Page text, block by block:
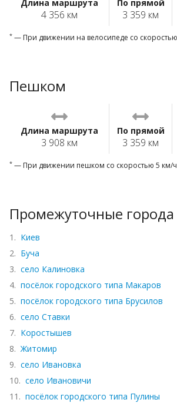
Длина маршрута
4 356 км
По прямой
3 359 км
* — При движении на велосипеде со
Пешком
Длина маршрута
3 908 км
По прямой
3 359 км
* — При движении пешком со скоростью 5 км/
Промежуточные
1. Киев
2. Буча
3. село Калиновка
4. посёлок городского типа Макаров
5. посёлок городского типа Брусилов
6. село Ставки
7. Коростышев
8. Житомир
9. село Ивановка
10. село Ивановичи
11. посёлок городского типа Пулины